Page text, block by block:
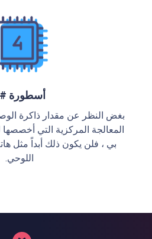
أسطورة #4
بغض النظر عن مقدار ذاكرة
المعالجة المركزية التي
بي ، فلن يكون ذلك أبداً مثل
اللوحي.